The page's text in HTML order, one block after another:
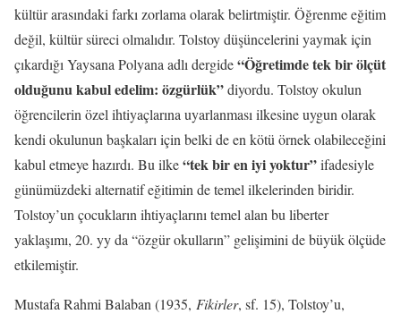
kültür arasındaki farkı zorlama olarak belirtmiştir. Öğrenme eğitim
değil, kültür süreci olmalıdır. Tolstoy düşüncelerini yaymak için
çıkardığı Yaysana Polyana adlı dergide“Öğretimde tek bir ölçüt
olduğunu kabul edelim: özgürlük”diyordu. Tolstoy okulun
öğrencilerin özel ihtiyaçlarına uyarlanması ilkesine uygun olarak
kendi okulunun başkaları için belki de en kötü örnek olabileceğini
kabul etmeye hazırdı. Bu ilke“tek bir en iyi yoktur”ifadesiyle
günümüzdeki alternatif eğitimin de temel ilkelerinden biridir.
Tolstoy’un çocukların ihtiyaçlarını temel alan bu liberter
yaklaşımı, 20. yy da “özgür okulların” gelişimini de büyük ölçüde
etkilemiştir.
Mustafa Rahmi Balaban (1935, Fikirler, sf. 15), Tolstoy’u,